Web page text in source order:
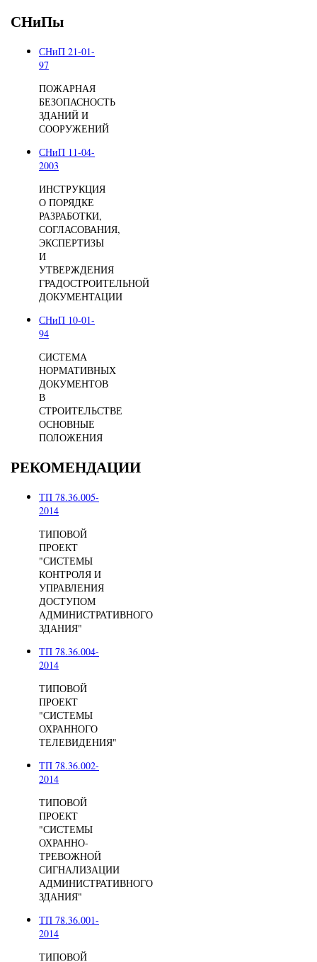
СНиПы
СНиП 21-01-
97
ПОЖАРНАЯ
БЕЗОПАСНОСТЬ
ЗДАНИЙ И
СООРУЖЕНИЙ
СНиП 11-04-
2003
ИНСТРУКЦИЯ
О ПОРЯДКЕ
РАЗРАБОТКИ,
СОГЛАСОВАНИЯ,
ЭКСПЕРТИЗЫ
И
УТВЕРЖДЕНИЯ
ГРАДОСТРОИТЕЛЬНОЙ
ДОКУМЕНТАЦИИ
СНиП 10-01-
94
СИСТЕМА
НОРМАТИВНЫХ
ДОКУМЕНТОВ
В
СТРОИТЕЛЬСТВЕ
ОСНОВНЫЕ
ПОЛОЖЕНИЯ
РЕКОМЕНДАЦИИ
ТП 78.36.005-
2014
ТИПОВОЙ
ПРОЕКТ
"СИСТЕМЫ
КОНТРОЛЯ И
УПРАВЛЕНИЯ
ДОСТУПОМ
АДМИНИСТРАТИВНОГО
ЗДАНИЯ"
ТП 78.36.004-
2014
ТИПОВОЙ
ПРОЕКТ
"СИСТЕМЫ
ОХРАННОГО
ТЕЛЕВИДЕНИЯ"
ТП 78.36.002-
2014
ТИПОВОЙ
ПРОЕКТ
"СИСТЕМЫ
ОХРАННО-
ТРЕВОЖНОЙ
СИГНАЛИЗАЦИИ
АДМИНИСТРАТИВНОГО
ЗДАНИЯ"
ТП 78.36.001-
2014
ТИПОВОЙ